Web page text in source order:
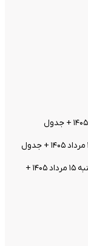
قیمت بیت کوین و ارز‌های دیجیتال امروز پنجشنبه ۱۵ مرداد ۱۴۰۵ +